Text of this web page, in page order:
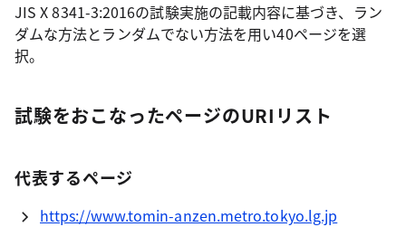
JIS X 8341-3:2016の試験実施の記載内容に基づき、ラン
ダムな方法とランダムでない方法を用い40ページを選
択。
試験をおこなったページのURIリスト
代表するページ
https://www.tomin-anzen.metro.tokyo.lg.jp